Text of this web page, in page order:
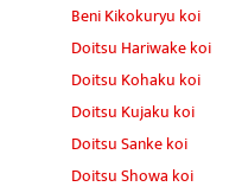
Beni Kikokuryu koi
Doitsu Hariwake koi
Doitsu Kohaku koi
Doitsu Kujaku koi
Doitsu Sanke koi
Doitsu Showa koi